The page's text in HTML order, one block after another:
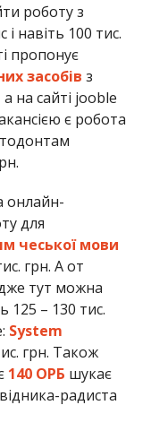
роботу з
навіть 100 тис.
пропонує
засобів з
на сайті jooble
є робота
онлайн-
для
чеської мови
грн. А от
тут можна
125 – 130 тис.
System
грн. Також
140 ОРБ шукає
радиста